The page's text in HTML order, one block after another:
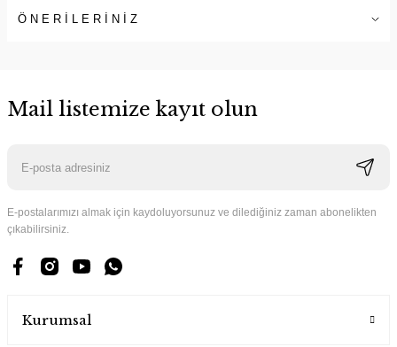
ÖNERİLERİNİZ
Mail listemize kayıt olun
E-postalarımızı almak için kaydoluyorsunuz ve dilediğiniz zaman abonelikten
çıkabilirsiniz.
Kurumsal